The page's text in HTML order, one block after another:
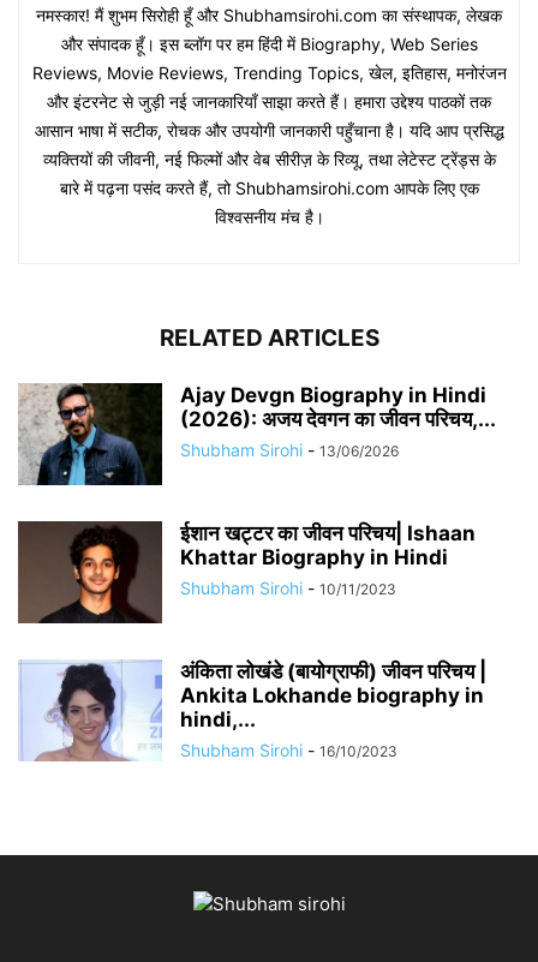
नमस्कार! मैं शुभम सिरोही हूँ और Shubhamsirohi.com का संस्थापक, लेखक
और संपादक हूँ। इस ब्लॉग पर हम हिंदी में Biography, Web Series
Reviews, Movie Reviews, Trending Topics, खेल, इतिहास, मनोरंजन
और इंटरनेट से जुड़ी नई जानकारियाँ साझा करते हैं। हमारा उद्देश्य पाठकों तक
आसान भाषा में सटीक, रोचक और उपयोगी जानकारी पहुँचाना है। यदि आप प्रसिद्ध
व्यक्तियों की जीवनी, नई फिल्मों और वेब सीरीज़ के रिव्यू, तथा लेटेस्ट ट्रेंड्स के
बारे में पढ़ना पसंद करते हैं, तो Shubhamsirohi.com आपके लिए एक
विश्वसनीय मंच है।
RELATED ARTICLES
Ajay Devgn Biography in Hindi
(2026): अजय देवगन का जीवन परिचय,...
Shubham Sirohi - 13/06/2026
​​ईशान खट्टर का जीवन परिचय| Ishaan
Khattar Biography in Hindi
Shubham Sirohi - 10/11/2023
अंकिता लोखंडे (बायोग्राफी) जीवन परिचय |
Ankita Lokhande biography in
hindi,...
Shubham Sirohi - 16/10/2023